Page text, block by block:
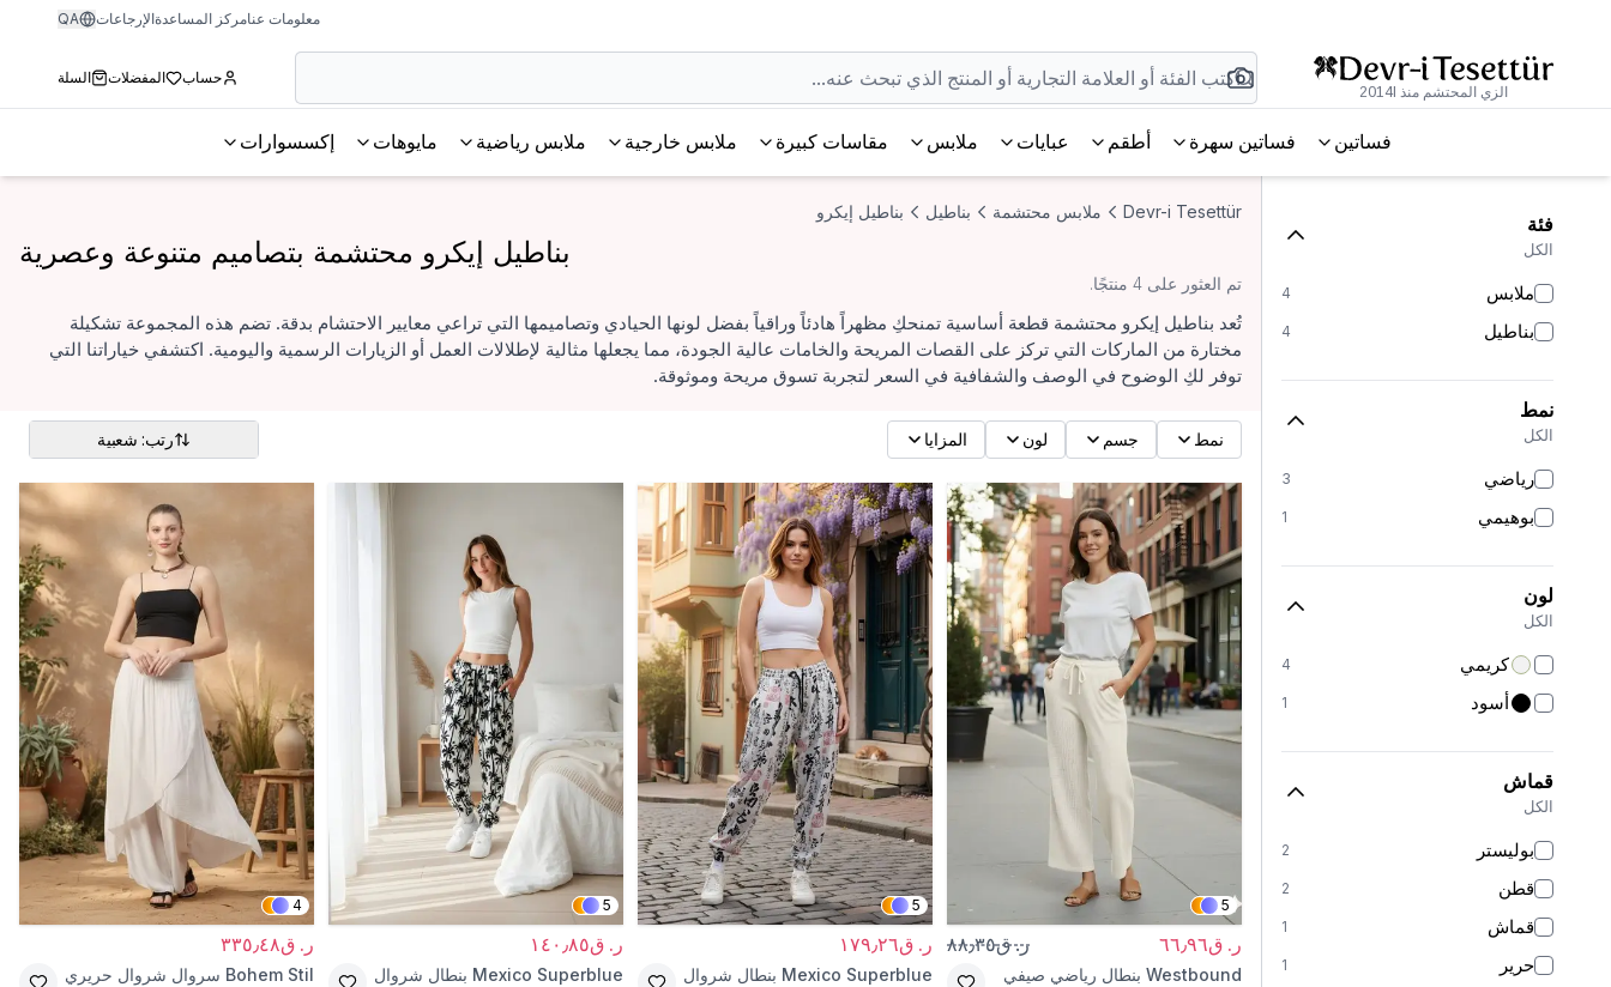
معلومات عنامركز المساعدةالإرجاعات QA
الزي المحتشم منذ 2014l
حساب المفضلات السلة
فساتين فساتين سهرة أطقم عبايات ملابس مقاسات كبيرة ملابس خارجية ملابس رياضية مايوهات إكسسوارات
فئة
الكل
ملابس 4
بناطيل 4
نمط
الكل
رياضي 3
بوهيمي 1
لون
الكل
كريمي 4
أسود 1
قماش
الكل
بوليستر 2
قطن 2
قماش 1
حرير 1
Devr-i Tesettür ملابس محتشمة بناطيل بناطيل إيكرو
بناطيل إيكرو محتشمة بتصاميم متنوعة وعصرية
تم العثور على 4 منتجًا.
تُعد بناطيل إيكرو محتشمة قطعة أساسية تمنحكِ مظهراً هادئاً وراقياً بفضل لونها الحيادي وتصاميمها التي تراعي معايير الاحتشام بدقة. تضم هذه المجموعة تشكيلة
مختارة من الماركات التي تركز على القصات المريحة والخامات عالية الجودة، مما يجعلها مثالية لإطلالات العمل أو الزيارات الرسمية واليومية. اكتشفي خياراتنا التي
توفر لكِ الوضوح في الوصف والشفافية في السعر لتجربة تسوق مريحة وموثوقة.
نمط جسم لون المزايا رتب: شعبية
5
ر. ق٦٦٫٩٦ ر. ق٨٨٫٣٥
Westbound بنطال رياضي صيفي
5
ر. ق١٧٩٫٢٦
Mexico Superblue بنطال شروال
5
ر. ق١٤٠٫٨٥
Mexico Superblue بنطال شروال
4
ر. ق٣٣٥٫٤٨
Bohem Stil سروال شروال حريري